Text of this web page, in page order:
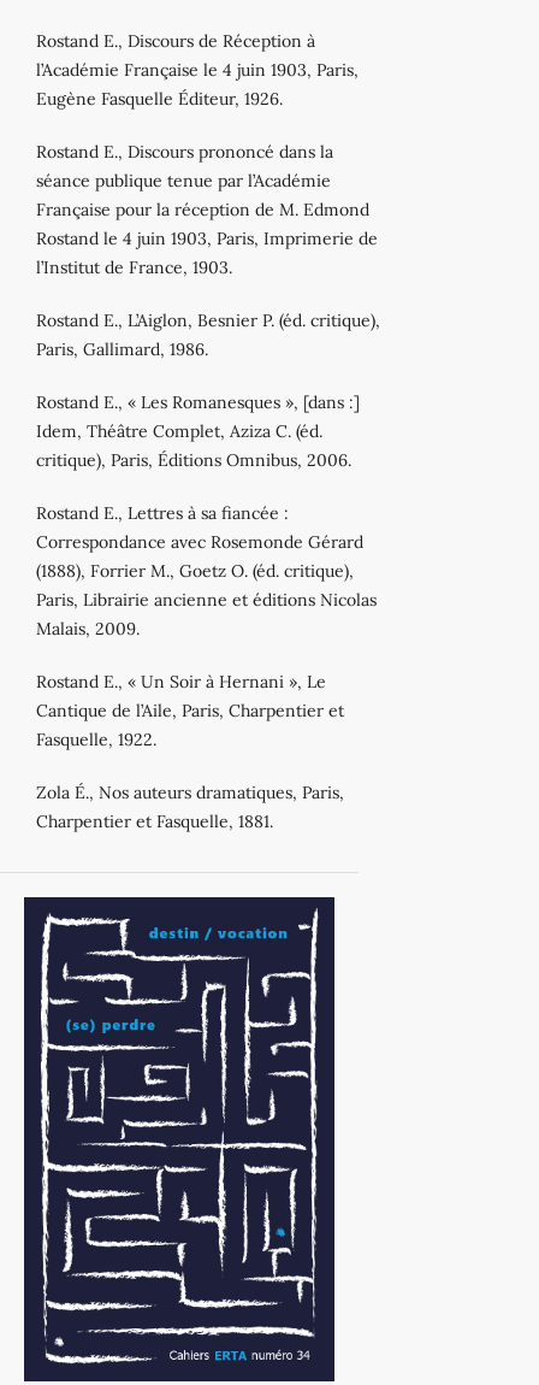
Rostand E., Discours de Réception à
l’Académie Française le 4 juin 1903, Paris,
Eugène Fasquelle Éditeur, 1926.
Rostand E., Discours prononcé dans la
séance publique tenue par l’Académie
Française pour la réception de M. Edmond
Rostand le 4 juin 1903, Paris, Imprimerie de
l’Institut de France, 1903.
Rostand E., L’Aiglon, Besnier P. (éd. critique),
Paris, Gallimard, 1986.
Rostand E., « Les Romanesques », [dans :]
Idem, Théâtre Complet, Aziza C. (éd.
critique), Paris, Éditions Omnibus, 2006.
Rostand E., Lettres à sa fiancée :
Correspondance avec Rosemonde Gérard
(1888), Forrier M., Goetz O. (éd. critique),
Paris, Librairie ancienne et éditions Nicolas
Malais, 2009.
Rostand E., « Un Soir à Hernani », Le
Cantique de l’Aile, Paris, Charpentier et
Fasquelle, 1922.
Zola É., Nos auteurs dramatiques, Paris,
Charpentier et Fasquelle, 1881.